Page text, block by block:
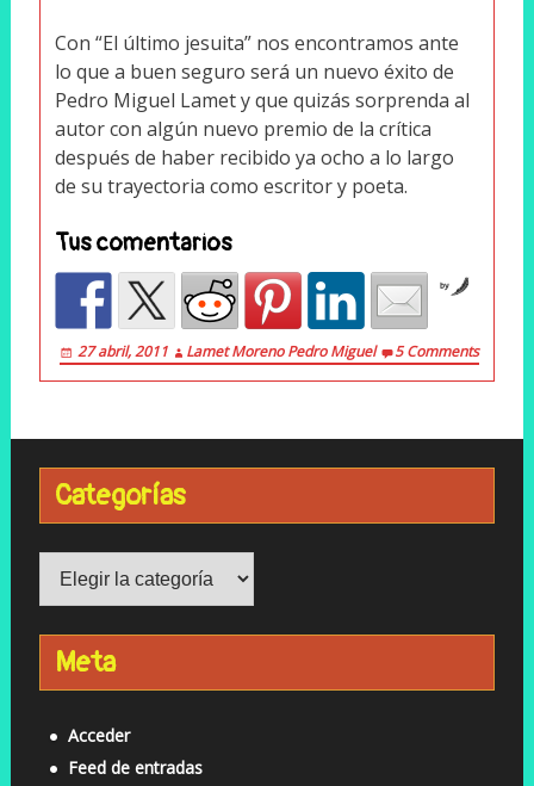
Con “El último jesuita” nos encontramos ante
lo que a buen seguro será un nuevo éxito de
Pedro Miguel Lamet y que quizás sorprenda al
autor con algún nuevo premio de la crítica
después de haber recibido ya ocho a lo largo
de su trayectoria como escritor y poeta.
Tus comentarios
by
27 abril, 2011 Lamet Moreno Pedro Miguel 5 Comments
Categorías
Categorías
Meta
Acceder
Feed de entradas